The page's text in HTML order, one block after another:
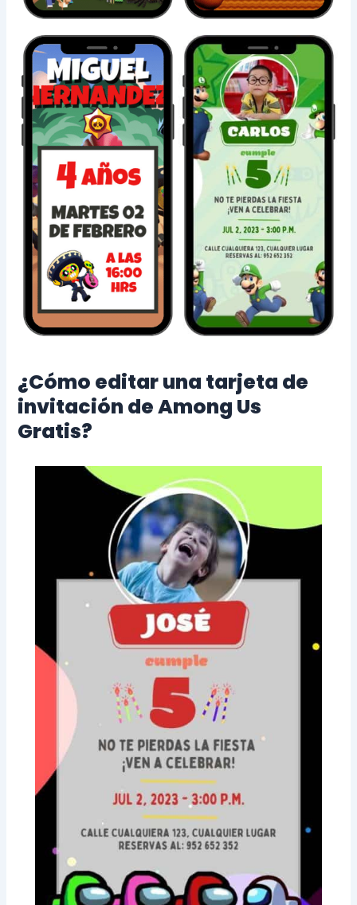
¿Cómo editar una tarjeta de
invitación de Among Us
Gratis?